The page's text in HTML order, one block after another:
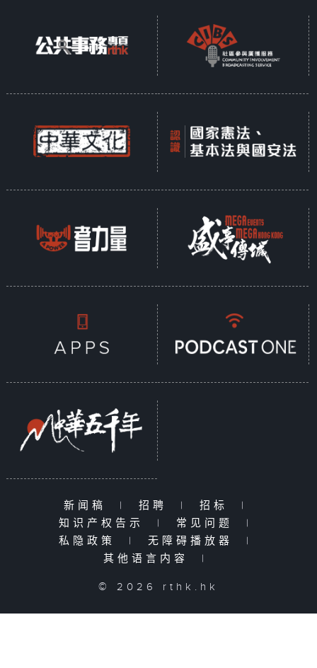
新闻稿 | 招聘 | 招标
|
知识产权告示
| 常见问题
|
私隐政策
| 无障碍播放器
|
其他语言内容
|
© 2026 rthk.hk